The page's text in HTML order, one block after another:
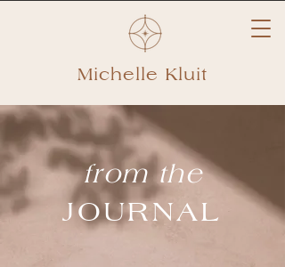
Michelle Kluit
from the
JOURNAL